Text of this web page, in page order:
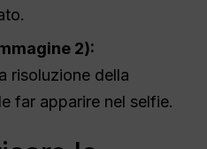
2):
risoluzione della
far apparire nel selfie.